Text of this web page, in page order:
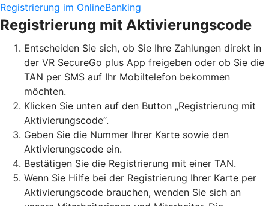
Registrierung im OnlineBanking
Registrierung mit Aktivierungscode
Entscheiden Sie sich, ob Sie Ihre Zahlungen direkt in
der VR SecureGo plus App freigeben oder ob Sie die
TAN per SMS auf Ihr Mobiltelefon bekommen
möchten.
Klicken Sie unten auf den Button „Registrierung mit
Aktivierungscode“.
Geben Sie die Nummer Ihrer Karte sowie den
Aktivierungscode ein.
Bestätigen Sie die Registrierung mit einer TAN.
Wenn Sie Hilfe bei der Registrierung Ihrer Karte per
Aktivierungscode brauchen, wenden Sie sich an